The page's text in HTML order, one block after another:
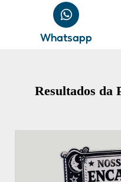
Whatsapp
Resultados da